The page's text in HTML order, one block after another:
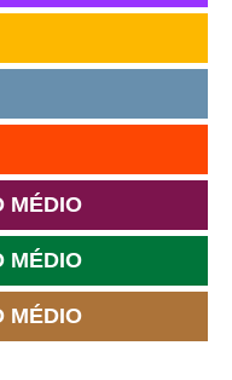
MÉDIO
MÉDIO
MÉDIO